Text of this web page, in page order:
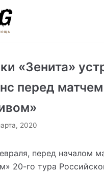
«Зенита»
перед
2020
перед началом
20-го тура